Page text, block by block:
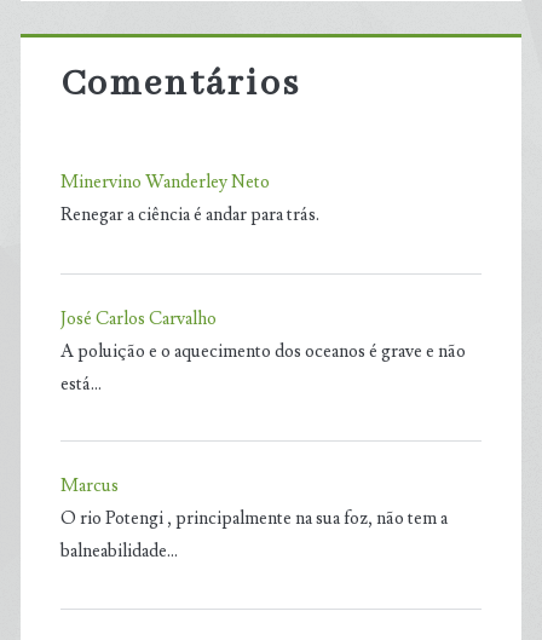
Comentários
Minervino Wanderley Neto
Renegar a ciência é andar para trás.
José Carlos Carvalho
A poluição e o aquecimento dos oceanos é grave e não
está…
Marcus
O rio Potengi , principalmente na sua foz, não tem a
balneabilidade…